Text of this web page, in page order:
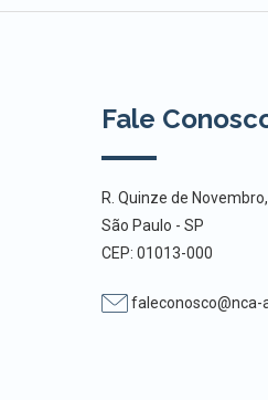
Fale
R. Quinze de
São Paulo - SP
CEP: 01013-000
faleconosco@nca-